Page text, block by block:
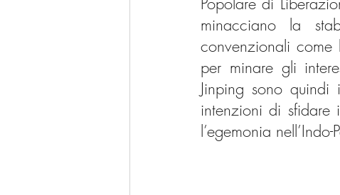
minacciano la
convenzionali
per minare gli
Jinping sono quindi
intenzioni di sfidare
l’egemonia